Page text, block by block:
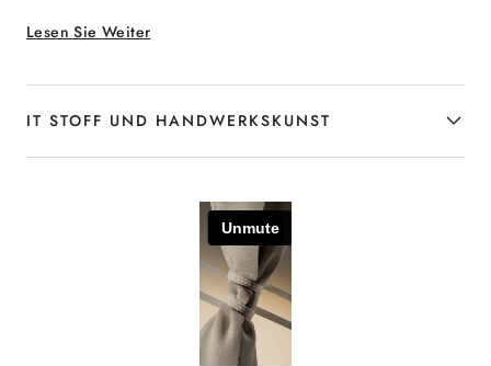
Lesen Sie Weiter
Design modernen eleganten
Freizeitlooks einen Hauch natürliche
Eleganz verleiht.
IT STOFF UND HANDWERKSKUNST